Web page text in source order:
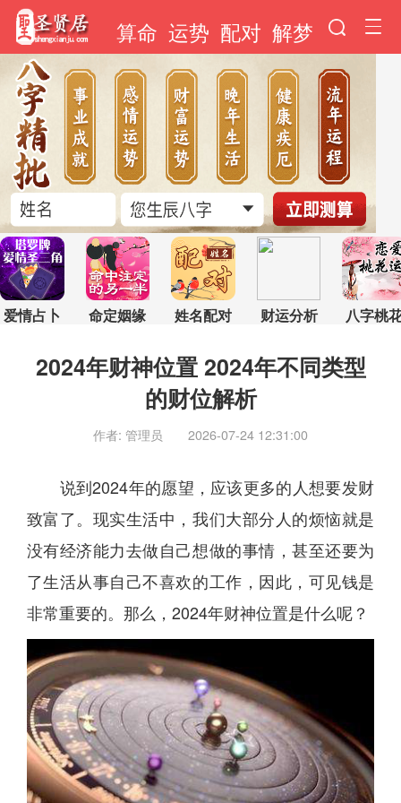
算命 运势 配对 解梦
爱情占卜 命定姻缘 姓名配对 财运分析 八字桃
2024年财神位置 2024年不同类型
的财位解析
作者: 管理员 2026-07-24 12:31:00
说到2024年的愿望，应该更多的人想要发财
致富了。现实生活中，我们大部分人的烦恼就是
没有经济能力去做自己想做的事情，甚至还要为
了生活从事自己不喜欢的工作，因此，可见钱是
非常重要的。那么，2024年财神位置是什么呢？